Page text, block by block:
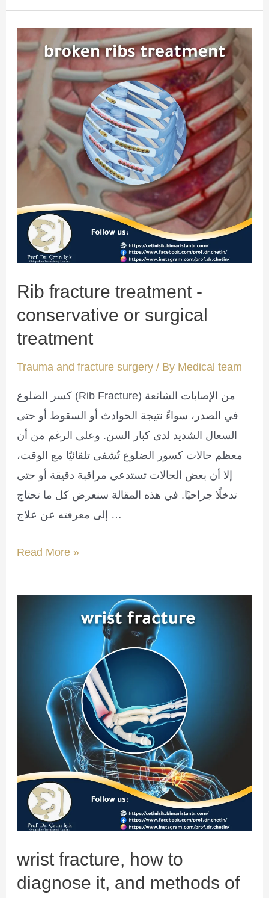
manual
and
surgical
reduction
Rib fracture treatment -
conservative or surgical
treatment
Trauma and fracture surgery / By Medical team
كسر الضلوع (Rib Fracture) من الإصابات الشائعة
في الصدر، سواءً نتيجة الحوادث أو السقوط أو حتى
السعال الشديد لدى كبار السن. وعلى الرغم من أن
معظم حالات كسور الضلوع تُشفى تلقائيًا مع الوقت،
إلا أن بعض الحالات تستدعي مراقبة دقيقة أو حتى
تدخلًا جراحيًا. في هذه المقالة سنعرض كل ما تحتاج
إلى معرفته عن علاج …
Rib
treatment
Read More »
wrist fracture, how to
diagnose it, and methods of